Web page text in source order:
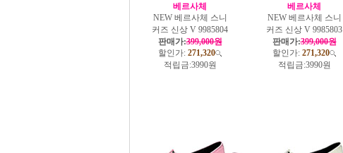
베르사체
NEW 베르사체 스니
커즈 신상 V 9985804
판매가:399,000원
할인가: 271,320
적립금:3990원
베르사체
NEW 베르사체 스니
커즈 신상 V 9985803
판매가:399,000원
할인가: 271,320
적립금:3990원